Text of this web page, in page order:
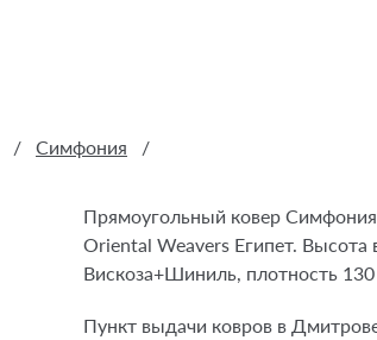
/ Симфония /
Прямоугольный ковер
Oriental Weavers Египет. Высота
Вискоза+Шиниль, плотность
Пункт выдачи ковров в